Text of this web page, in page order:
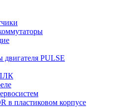
PULSE
в пластиковом корпусе